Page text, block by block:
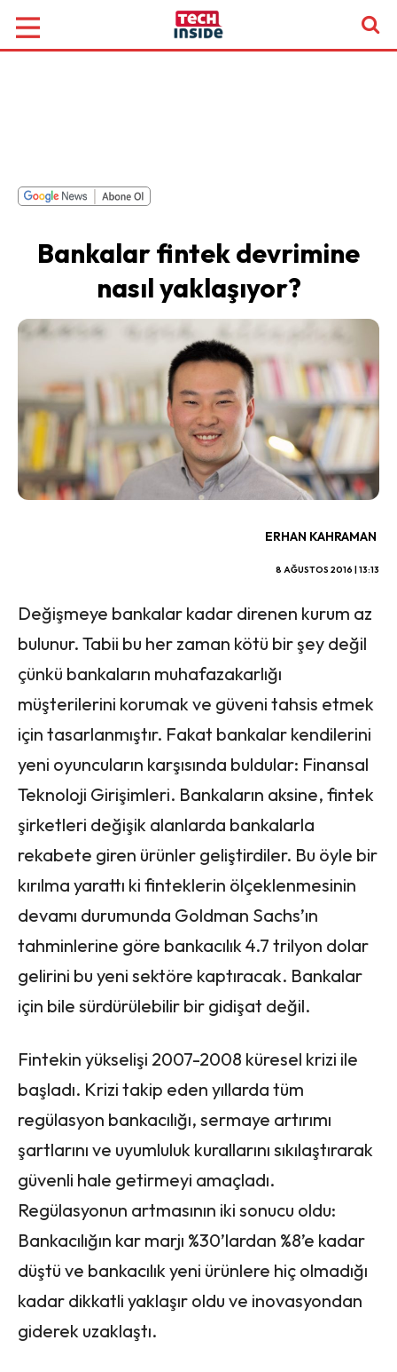
Bankalar fintek devrimine
nasıl yaklaşıyor?
ERHAN KAHRAMAN
8 AĞUSTOS 2016 | 13:13
Değişmeye bankalar kadar direnen kurum az
bulunur. Tabii bu her zaman kötü bir şey değil
çünkü bankaların muhafazakarlığı
müşterilerini korumak ve güveni tahsis etmek
için tasarlanmıştır. Fakat bankalar kendilerini
yeni oyuncuların karşısında buldular: Finansal
Teknoloji Girişimleri. Bankaların aksine, fintek
şirketleri değişik alanlarda bankalarla
rekabete giren ürünler geliştirdiler. Bu öyle bir
kırılma yarattı ki finteklerin ölçeklenmesinin
devamı durumunda Goldman Sachs’ın
tahminlerine göre bankacılık 4.7 trilyon dolar
gelirini bu yeni sektöre kaptıracak. Bankalar
için bile sürdürülebilir bir gidişat değil.
Fintekin yükselişi 2007-2008 küresel krizi ile
başladı. Krizi takip eden yıllarda tüm
regülasyon bankacılığı, sermaye artırımı
şartlarını ve uyumluluk kurallarını sıkılaştırarak
güvenli hale getirmeyi amaçladı.
Regülasyonun artmasının iki sonucu oldu:
Bankacılığın kar marjı %30’lardan %8’e kadar
düştü ve bankacılık yeni ürünlere hiç olmadığı
kadar dikkatli yaklaşır oldu ve inovasyondan
giderek uzaklaştı.